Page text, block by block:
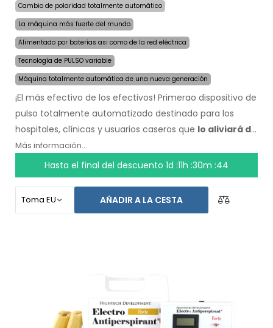
Cambio de polaridad totalmente automático
La máquina más fuerte del mundo
Alimentado por baterías asi como de la red eléctrica
Tecnología de PULSO variable
Máquina totalmente automática de una nueva generación
¡El más efectivo de los efectivos! Primerao dispositivo de
pulso totalmente automatizado destinado para los
hospitales, clínicas y usuarios caseros que lo aliviará de
la sudoración incluso por varios meses con una sola
aplicación. Al comienzo del tratamiento, solo escoge el
área afectada por la sudoración excesiva y la
(incluido en el paquete básico). Con adaptadores
adicionales, la sudoración excesiva de la cabeza, frente,
Más información...
Hasta el final del descuento1d :11h :30m :43
AÑADIR A LA CESTA